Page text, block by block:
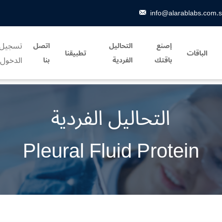
الباقات
إصنع
باقتك
التحاليل
الفردية
تطبيقنا
اتصل
بنا
الدخول
التحاليل الفردية
Pleural Fluid Protein